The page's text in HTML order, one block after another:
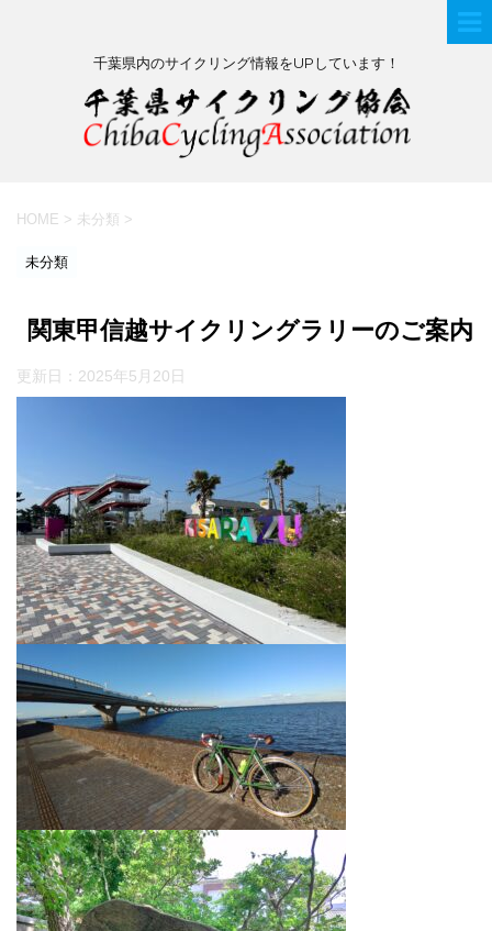
千葉県内のサイクリング情報をUPしています！
HOME > 未分類 >
未分類
関東甲信越サイクリングラリーのご案内
更新日： 2025年5月20日